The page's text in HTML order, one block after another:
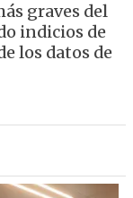
graves del
indicios de
los datos de